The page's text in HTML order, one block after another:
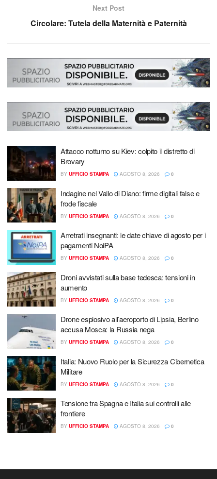
Next Post
Circolare: Tutela della Maternità e Paternità
Attacco notturno su Kiev: colpito il distretto di
Brovary
BY UFFICIO STAMPA AGOSTO 8, 2026 0
Indagine nel Vallo di Diano: firme digitali false e
frode fiscale
BY UFFICIO STAMPA AGOSTO 8, 2026 0
Arretrati insegnanti: le date chiave di agosto per i
pagamenti NoiPA
BY UFFICIO STAMPA AGOSTO 8, 2026 0
Droni avvistati sulla base tedesca: tensioni in
aumento
BY UFFICIO STAMPA AGOSTO 8, 2026 0
Drone esplosivo all’aeroporto di Lipsia, Berlino
accusa Mosca: la Russia nega
BY UFFICIO STAMPA AGOSTO 8, 2026 0
Italia: Nuovo Ruolo per la Sicurezza Cibernetica
Militare
BY UFFICIO STAMPA AGOSTO 8, 2026 0
Tensione tra Spagna e Italia sui controlli alle
frontiere
BY UFFICIO STAMPA AGOSTO 8, 2026 0